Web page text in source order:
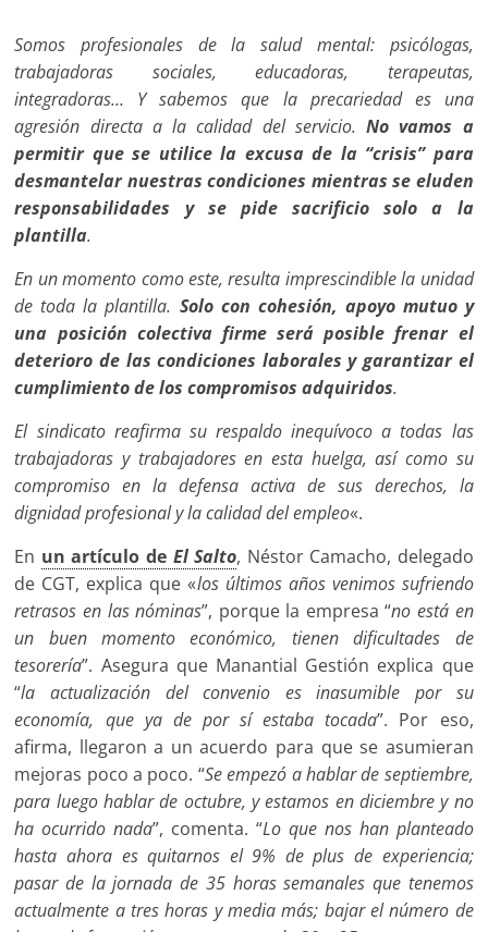
Somos profesionales de la salud mental: psicólogas,
trabajadoras sociales, educadoras, terapeutas,
integradoras… Y sabemos que la precariedad es una
agresión directa a la calidad del servicio.No vamos a
permitir que se utilice la excusa de la “crisis” para
desmantelar nuestras condiciones mientras se eluden
responsabilidades y se pide sacrificio solo a la
plantilla.
En un momento como este, resulta imprescindible la unidad
de toda la plantilla. Solo con cohesión, apoyo mutuo y
una posición colectiva firme será posible frenar el
deterioro de las condiciones laborales y garantizar el
cumplimiento de los compromisos adquiridos.
El sindicato reafirma su respaldo inequívoco a todas las
trabajadoras y trabajadores en esta huelga, así como su
compromiso en la defensa activa de sus derechos, la
dignidad profesional y la calidad del empleo«.
En un artículo de El Salto, Néstor Camacho, delegado
de CGT, explica que «los últimos años venimos sufriendo
retrasos en las nóminas”, porque la empresa “no está en
un buen momento económico, tienen dificultades de
tesorería”. Asegura que Manantial Gestión explica que
“la actualización del convenio es inasumible por su
economía, que ya de por sí estaba tocada”. Por eso,
afirma, llegaron a un acuerdo para que se asumieran
mejoras poco a poco. “Se empezó a hablar de septiembre,
para luego hablar de octubre, y estamos en diciembre y no
ha ocurrido nada”, comenta. “Lo que nos han planteado
hasta ahora es quitarnos el 9% de plus de experiencia;
pasar de la jornada de 35 horas semanales que tenemos
actualmente a tres horas y media más; bajar el número de